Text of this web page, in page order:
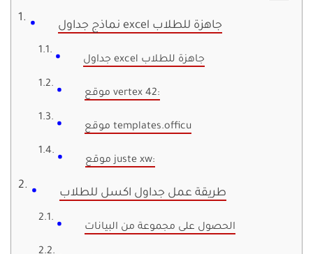
نماذج جداول excel جاهزة للطلاب
جداول excel جاهزة للطلاب
موقع vertex 42:
موقع templates.officu
موقع juste xw:
طريقة عمل جداول اكسل للطلاب
الحصول على مجموعة من البيانات